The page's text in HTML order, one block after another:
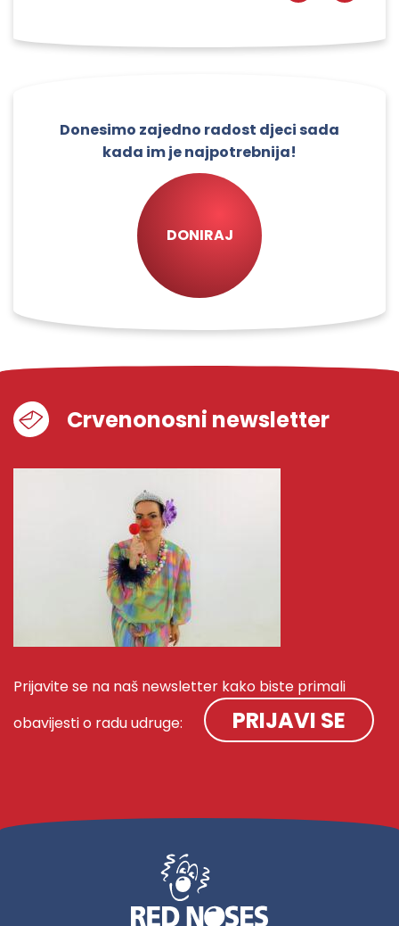
Donesimo zajedno radost djeci sada
kada im je najpotrebnija!
DONIRAJ
Crvenonosni newsletter
Prijavite se na naš newsletter kako biste primali
obavijesti o radu udruge:
PRIJAVI SE